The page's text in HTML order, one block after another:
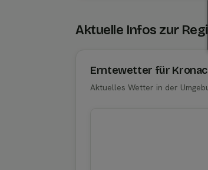
Aktuelle Infos zur
Erntewetter für
Aktuelles Wetter in der